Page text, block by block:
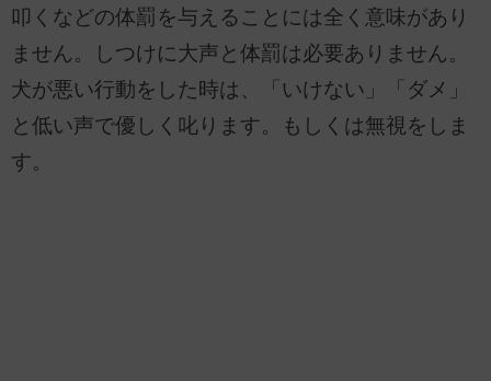
叩くなどの体罰を与えることには全く意味があり
ません。しつけに大声と体罰は必要ありません。
犬が悪い行動をした時は、「いけない」「ダメ」
と低い声で優しく叱ります。もしくは無視をしま
す。